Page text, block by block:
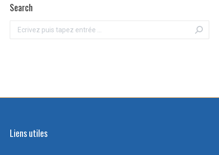
Search
Recherche
Liens utiles